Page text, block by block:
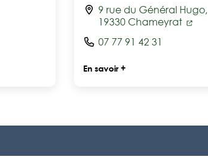
9 rue du Général Hugo,
19330 Chameyrat
07 77 91 42 31
En savoir +